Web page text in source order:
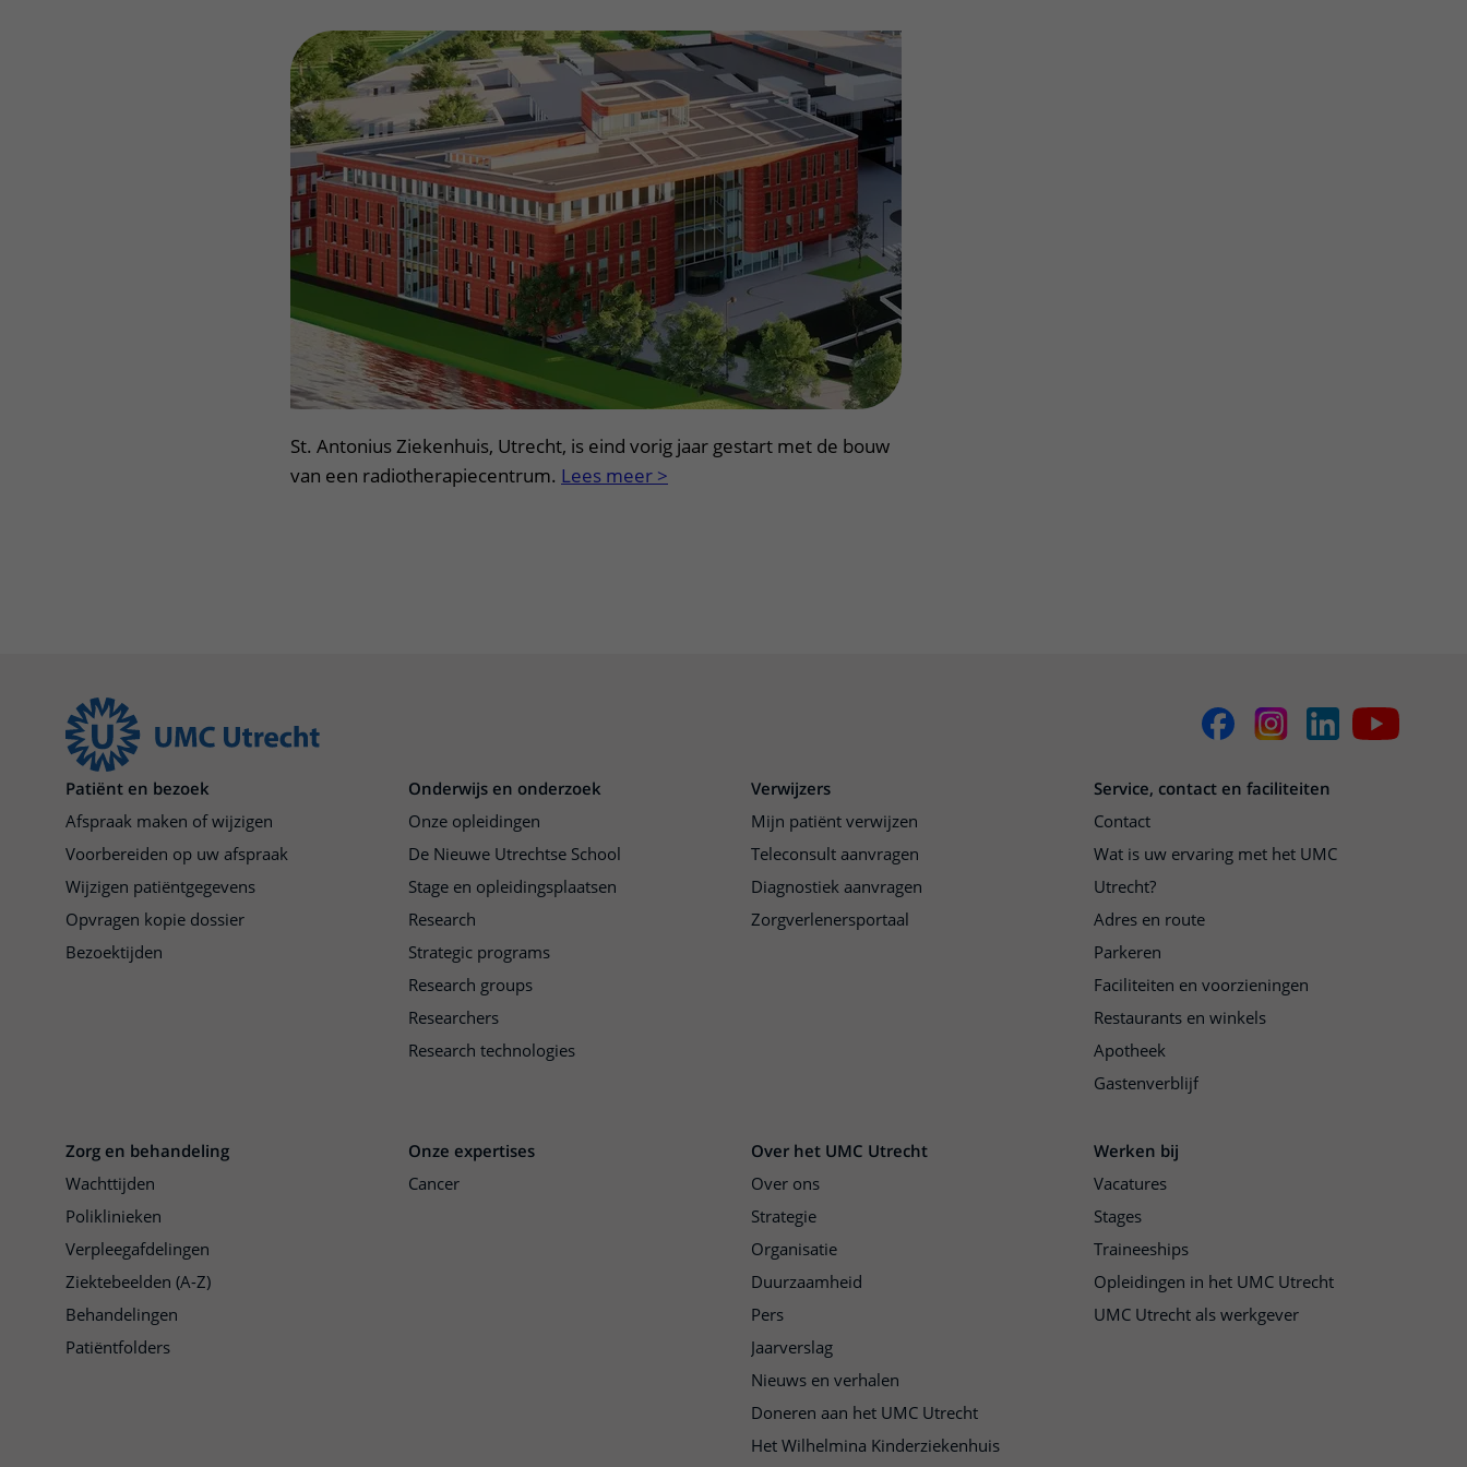
Bezoektijden
Wijzigen patiëntgegevens
Contact met verpleegafdeling
Het Wilhelmina
Kinderziekenhuis
St. Antonius Ziekenhuis, Utrecht, is eind vorig jaar gestart met de bouw
van een radiotherapiecentrum. Lees meer >
Patiënt en bezoek
Afspraak maken of wijzigen
Voorbereiden op uw afspraak
Wijzigen patiëntgegevens
Opvragen kopie dossier
Bezoektijden
Onderwijs en onderzoek
Onze opleidingen
De Nieuwe Utrechtse School
Stage en opleidingsplaatsen
Research
Strategic programs
Research groups
Researchers
Research technologies
Verwijzers
Mijn patiënt verwijzen
Teleconsult aanvragen
Diagnostiek aanvragen
Zorgverlenersportaal
Service, contact en faciliteiten
Contact
Wat is uw ervaring met het UMC
Utrecht?
Adres en route
Parkeren
Faciliteiten en voorzieningen
Restaurants en winkels
Apotheek
Gastenverblijf
Zorg en behandeling
Wachttijden
Poliklinieken
Verpleegafdelingen
Ziektebeelden (A-Z)
Behandelingen
Patiëntfolders
Onze expertises
Cancer
Over het UMC Utrecht
Over ons
Strategie
Organisatie
Duurzaamheid
Pers
Jaarverslag
Nieuws en verhalen
Doneren aan het UMC Utrecht
Het Wilhelmina Kinderziekenhuis
Werken bij
Vacatures
Stages
Traineeships
Opleidingen in het UMC Utrecht
UMC Utrecht als werkgever